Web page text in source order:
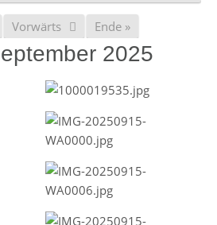
Vorwärts Ende »
2025